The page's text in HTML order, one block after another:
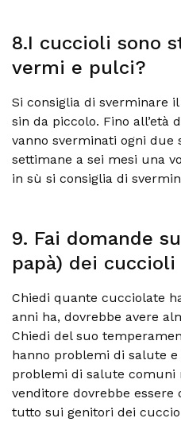
8.I cuccioli sono
vermi e pulci?
Si consiglia di sverminare
sin da piccolo. Fino all’età
vanno sverminati ogni due
settimane a sei mesi una
in sù si consiglia di
9. Fai domande
papà) dei cuccioli
Chiedi quante cucciolate
anni ha, dovrebbe avere
Chiedi del suo
hanno problemi di salute
problemi di salute comuni
venditore dovrebbe essere
tutto sui genitori dei